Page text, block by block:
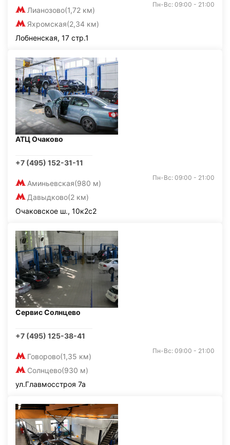
Лианозово(1,72 км)
Яхромская(2,34 км)
Пн-Вс: 09:00 - 21:00
Лобненская, 17 стр.1
АТЦ Очаково
+7 (495) 152-31-11
Аминьевская(980 м)
Давыдково(2 км)
Пн-Вс: 09:00 - 21:00
Очаковское ш., 10к2с2
Сервис Солнцево
+7 (495) 125-38-41
Говорово(1,35 км)
Солнцево(930 м)
Пн-Вс: 09:00 - 21:00
ул.Главмосстроя 7а